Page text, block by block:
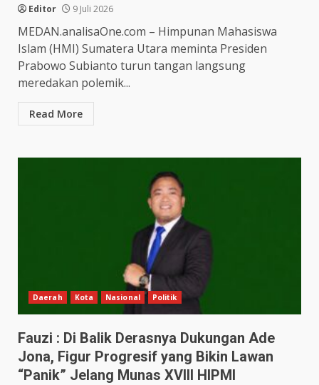
Editor 9 Juli 2026
MEDAN.analisaOne.com – Himpunan Mahasiswa
Islam (HMI) Sumatera Utara meminta Presiden
Prabowo Subianto turun tangan langsung
meredakan polemik...
Read More
Daerah Kota Nasional Politik
Fauzi : Di Balik Derasnya Dukungan Ade
Jona, Figur Progresif yang Bikin Lawan
“Panik” Jelang Munas XVIII HIPMI